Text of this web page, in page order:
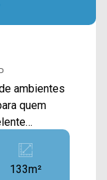
ambientes
quem
família e
133m²